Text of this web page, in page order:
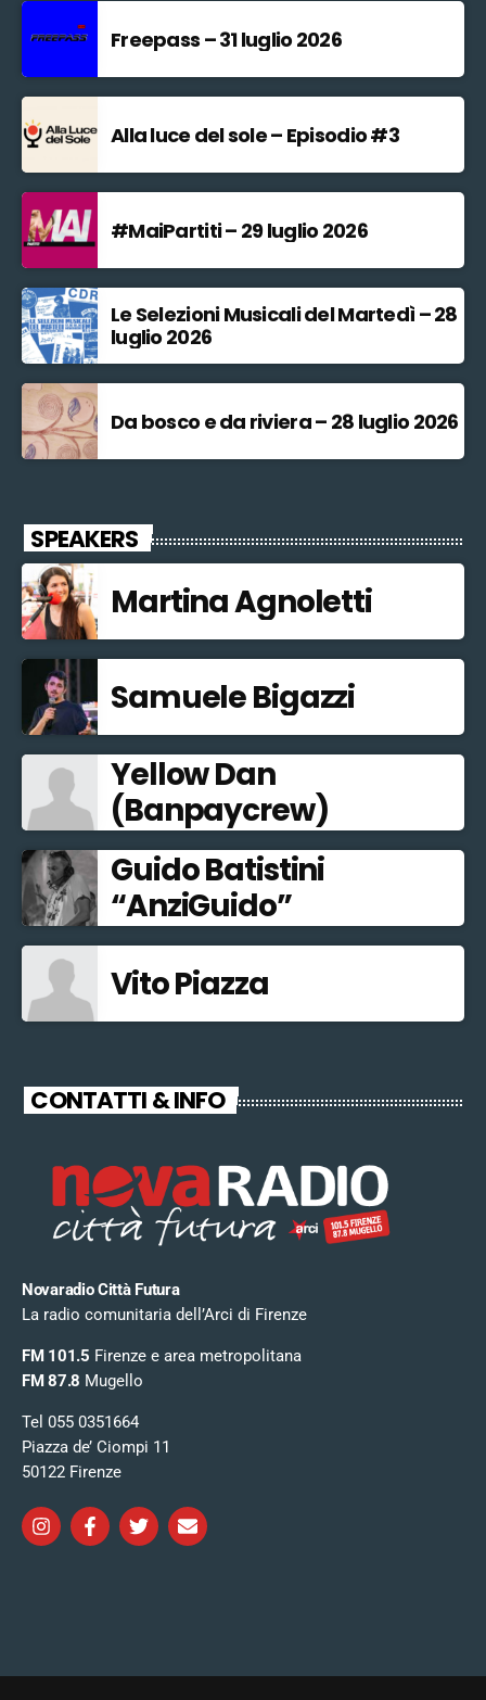
Freepass – 31 luglio 2026
Alla luce del sole – Episodio #3
#MaiPartiti – 29 luglio 2026
Le Selezioni Musicali del Martedì – 28
luglio 2026
Da bosco e da riviera – 28 luglio 2026
SPEAKERS
Martina Agnoletti
Samuele Bigazzi
Yellow Dan
(Banpaycrew)
Guido Batistini
“AnziGuido”
Vito Piazza
CONTATTI & INFO
Novaradio Città Futura
La radio comunitaria dell’Arci di Firenze
FM 101.5 Firenze e area metropolitana
FM 87.8 Mugello
Tel 055 0351664
Piazza de’ Ciompi 11
50122 Firenze